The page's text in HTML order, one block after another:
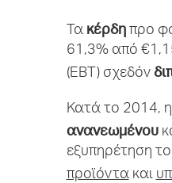
Τα κέρδηπρο
61,3% από
(ΕΒΤ) σχεδόν
Κατά το 2014, η
ανανεωμένου
εξυπηρέτηση
προϊόντακαι